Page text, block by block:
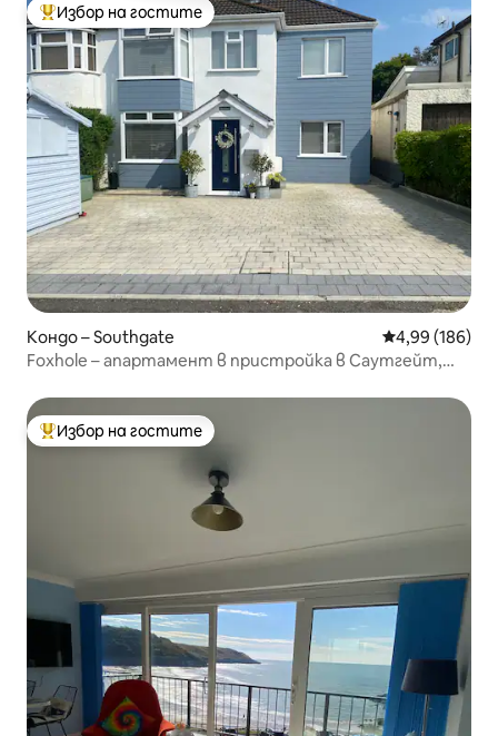
Най-популярен избор на гостите
Избор на гостите
Кондо – Southgate Средна
4,99 (186)
Foxhole – апартамент в пристройка в Саутгейт,
Най-популярен избор на гостите
Избор на гостите